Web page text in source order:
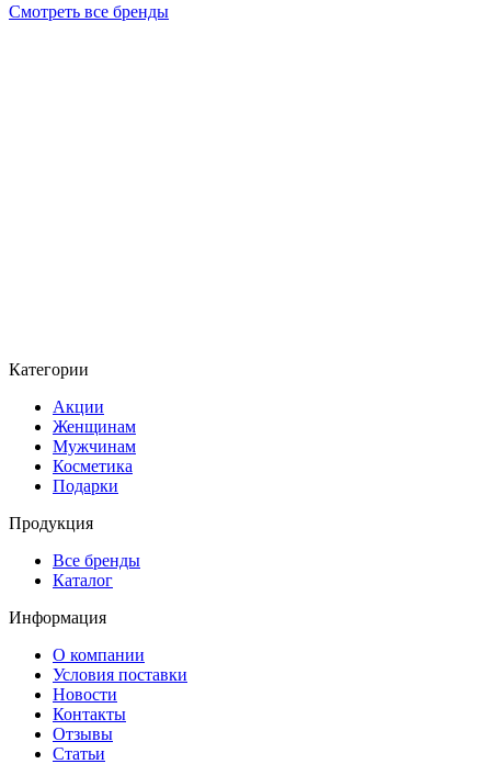
Смотреть все бренды
Категории
Акции
Женщинам
Мужчинам
Косметика
Подарки
Продукция
Все бренды
Каталог
Информация
О компании
Условия поставки
Новости
Контакты
Отзывы
Статьи